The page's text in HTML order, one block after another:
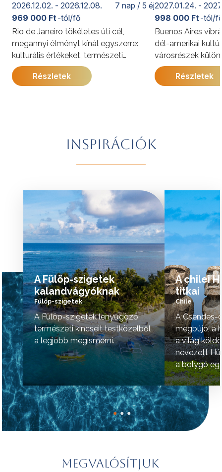
2026.12.02. - 2026.12.08. 7 nap / 5 éj
Rio de Janeiro tökéletes úti cél,
megannyi élményt kínál egyszerre:
kulturális értékeket, természeti
kincseket, világhírű strandokat, a
szambát és a bossanovát, izgalmas
További érdekességekért Brazíliáról
A programok sorrendje az indulási
969 000 Ft-tól/fő
Részletek
2027.01.24. -
Buenos Aires
dél-amerikai
városrészek
kínálja. A program
megismerkedhet
természeti
vidék hangulata is
998 000 Ft-tól/
Részletek
Inspirációk
A Fülöp-szigetek
kalandvágyóknak
Fülöp-szigetek
A Fülöp-szigetek lenyűgöző
természeti kincseit testközelből
a legjobb megismerni.
A chilei
titkai
Chile
A Csendes-
megbújó, a
a világ
nevezett
a bolygó
helyének
tovább »
● ● ●
Megvalósítjuk